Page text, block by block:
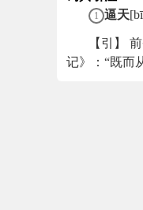
1 逼天
【引】
记》：“既而